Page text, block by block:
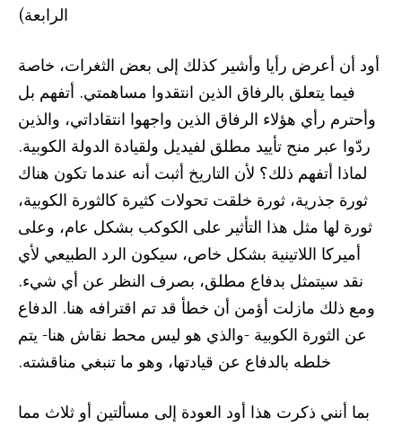
الرابعة)
أود أن أعرض رأيا وأشير كذلك إلى بعض الثغرات، خاصة
فيما يتعلق بالرفاق الذين انتقدوا مساهمتي. أتفهم بل
وأحترم رأي هؤلاء الرفاق الذين واجهوا انتقاداتي، والذين
ردّوا عبر منح تأييد مطلق لفيديل ولقيادة الدولة الكوبية.
لماذا أتفهم ذلك؟ لأن التاريخ أثبت أنه عندما تكون هناك
ثورة جذرية، ثورة خلقت تحولات كثيرة كالثورة الكوبية،
ثورة لها مثل هذا التأثير على الكوكب بشكل عام، وعلى
أميركا اللاتينية بشكل خاص، سيكون الرد الطبيعي لأي
نقد سيتمثل بدفاع مطلق، بصرف النظر عن أي شيء.
ومع ذلك مازلت أؤمن أن خطأ قد تم اقترافه هنا. الدفاع
عن الثورة الكوبية -والذي هو ليس محط نقاش هنا- يتم
خلطه بالدفاع عن قيادتها، وهو ما تنبغي مناقشته.
بما أنني ذكرت هذا أود العودة إلى مسألتين أو ثلاث مما